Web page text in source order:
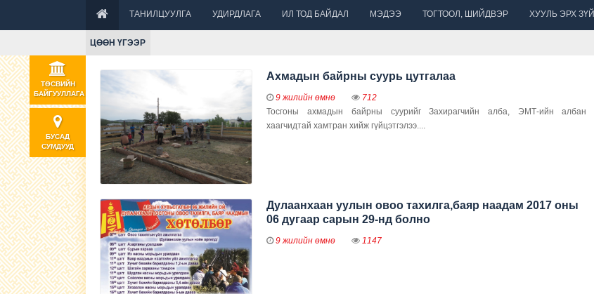
ТАНИЛЦУУЛГА УДИРДЛАГА ИЛ ТОД БАЙДАЛ МЭДЭЭ ТОГТООЛ, ШИЙДВЭР ХУУЛЬ ЭРХ ЗҮЙ
ЦӨӨН ҮГЭЭР
БУСАД
СУМДУУД
ТӨСВИЙН
БАЙГУУЛЛАГА
Ахмадын байрны суурь цутгалаа
9 жилийн өмнө
712
Тосгоны ахмадын байрны суурийг Захирагчийн алба, ЭМТ-ийн албан
хаагчидтай хамтран хийж гүйцэтгэлээ....
Дулаанхаан уулын овоо тахилга,баяр наадам 2017 оны
06 дугаар сарын 29-нд болно
9 жилийн өмнө 1147